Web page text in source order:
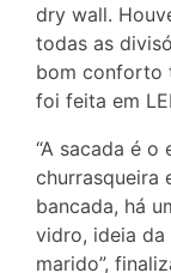
dry wall.
todas as
bom conforto
foi feita em
“A sacada é o
churrasqueira
bancada, há
vidro, ideia da
marido”,